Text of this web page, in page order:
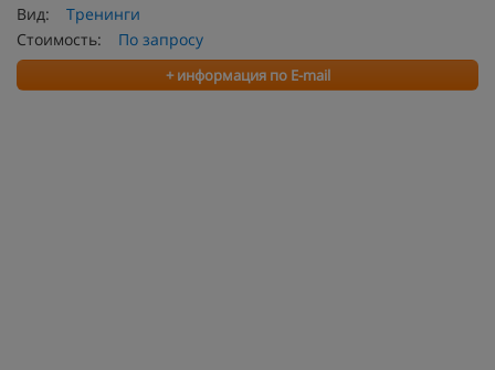
Вид:
Тренинги
Стоимость:
По запросу
+ информация по E-mail